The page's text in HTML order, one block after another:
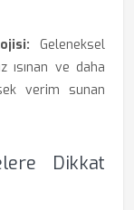
Geleneksel
ısınan ve daha
verim sunan
Dikkat